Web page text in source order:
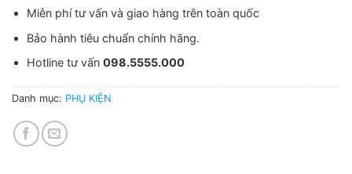
Miễn phí tư vấn và giao hàng trên toàn quốc
Bảo hành tiêu chuẩn chính hãng.
Hotline tư vấn 098.5555.000
Danh mục: PHỤ KIỆN